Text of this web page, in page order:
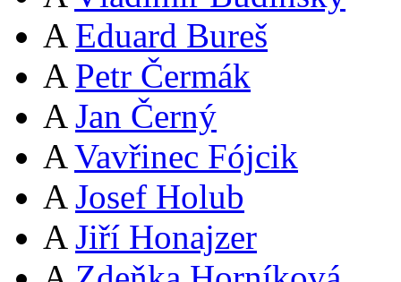
A Eduard Bureš
A Petr Čermák
A Jan Černý
A Vavřinec Fójcik
A Josef Holub
A Jiří Honajzer